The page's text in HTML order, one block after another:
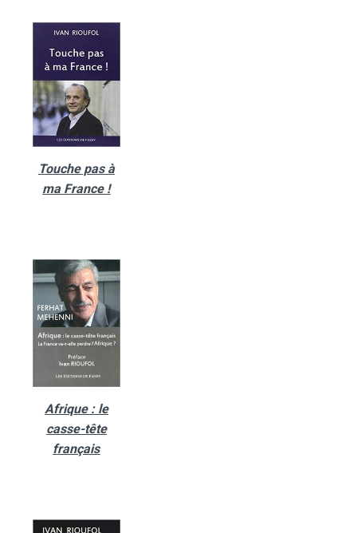
Touche pas à
ma France !
Afrique : le
casse-tête
français